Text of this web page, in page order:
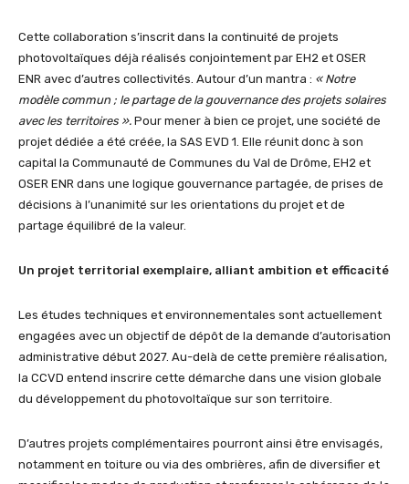
Cette collaboration s’inscrit dans la continuité de projets
photovoltaïques déjà réalisés conjointement par EH2 et OSER
ENR avec d’autres collectivités. Autour d’un mantra : « Notre
modèle commun ; le partage de la gouvernance des projets solaires
avec les territoires ». Pour mener à bien ce projet, une société de
projet dédiée a été créée, la SAS EVD 1. Elle réunit donc à son
capital la Communauté de Communes du Val de Drôme, EH2 et
OSER ENR dans une logique gouvernance partagée, de prises de
décisions à l’unanimité sur les orientations du projet et de
partage équilibré de la valeur.
Un projet territorial exemplaire, alliant ambition et efficacité
Les études techniques et environnementales sont actuellement
engagées avec un objectif de dépôt de la demande d’autorisation
administrative début 2027. Au-delà de cette première réalisation,
la CCVD entend inscrire cette démarche dans une vision globale
du développement du photovoltaïque sur son territoire.
D’autres projets complémentaires pourront ainsi être envisagés,
notamment en toiture ou via des ombrières, afin de diversifier et